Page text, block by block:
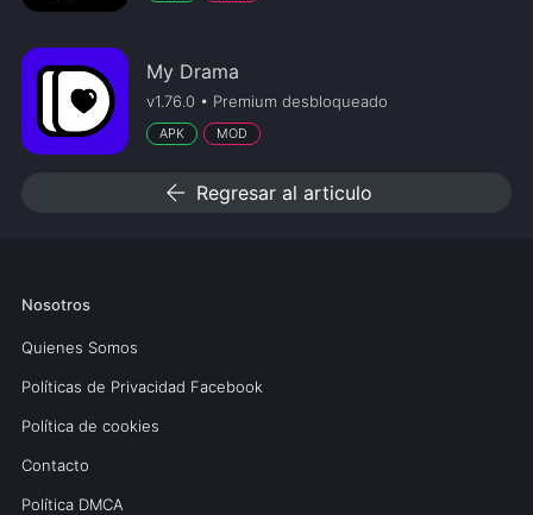
My Drama
v1.76.0 • Premium desbloqueado
APK MOD
arrow_back Regresar al articulo
Nosotros
Quienes Somos
Políticas de Privacidad Facebook
Política de cookies
Contacto
Política DMCA